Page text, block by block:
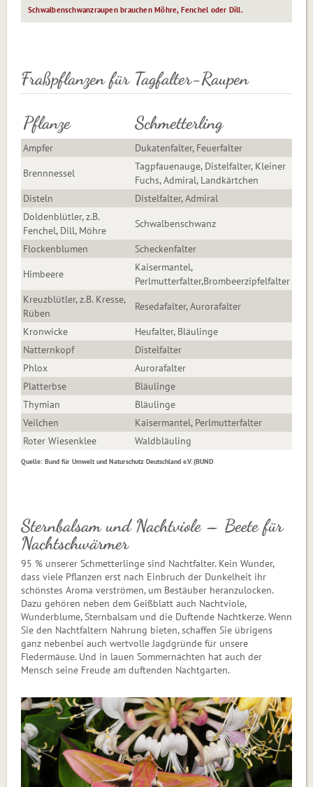
Schwalbenschwanzraupen brauchen Möhre, Fenchel oder Dill.
Fraßpflanzen für Tagfalter-Raupen
Pflanze Schmetterling
Ampfer
Dukatenfalter, Feuerfalter
Brennnessel
Tagpfauenauge, Distelfalter, Kleiner
Fuchs, Admiral, Landkärtchen
Disteln
Distelfalter, Admiral
Doldenblütler, z.B.
Fenchel, Dill, Möhre
Schwalbenschwanz
Flockenblumen
Scheckenfalter
Himbeere
Kaisermantel,
Perlmutterfalter,Brombeerzipfelfalter
Kreuzblütler, z.B. Kresse,
Rüben
Resedafalter, Aurorafalter
Kronwicke
Heufalter, Bläulinge
Natternkopf
Distelfalter
Phlox
Aurorafalter
Platterbse
Bläulinge
Thymian
Bläulinge
Veilchen
Kaisermantel, Perlmutterfalter
Roter Wiesenklee
Waldbläuling
Quelle: Bund für Umwelt und Naturschutz Deutschland e.V. (BUND
Sternbalsam und Nachtviole – Beete für
Nachtschwärmer
95 % unserer Schmetterlinge sind Nachtfalter. Kein Wunder,
dass viele Pflanzen erst nach Einbruch der Dunkelheit ihr
schönstes Aroma verströmen, um Bestäuber heranzulocken.
Dazu gehören neben dem Geißblatt auch Nachtviole,
Wunderblume, Sternbalsam und die Duftende Nachtkerze. Wenn
Sie den Nachtfaltern Nahrung bieten, schaffen Sie übrigens
ganz nebenbei auch wertvolle Jagdgründe für unsere
Fledermäuse. Und in lauen Sommernächten hat auch der
Mensch seine Freude am duftenden Nachtgarten.